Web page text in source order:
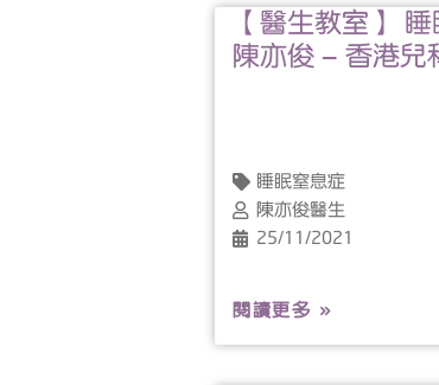
【醫生教室】 睡
陳亦俊 – 香港兒
睡眠窒息症
陳亦俊醫生
25/11/2021
閱讀更多 »